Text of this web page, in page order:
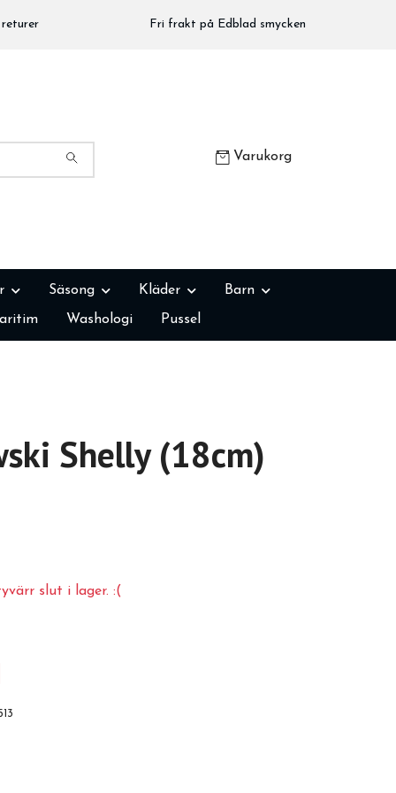
Fri frakt på Edblad smycken
Varukorg
Säsong Kläder Barn
Washologi Pussel
Shelly (18cm)
slut i lager. :(